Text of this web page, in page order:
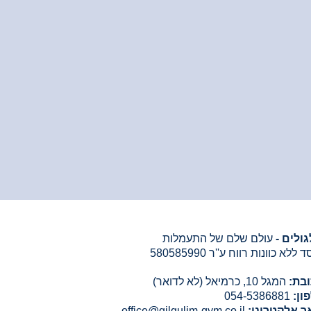
- עולם שלם של התעמלות
ללא כוונות רווח ע''ר 580585990
המגל 10, כרמיאל (לא לדואר)